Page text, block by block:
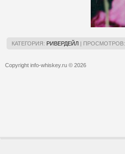
КАТЕГОРИЯ: РИВЕРДЕЙЛ | ПРОСМОТРОВ:
Copyright info-whiskey.ru © 2026